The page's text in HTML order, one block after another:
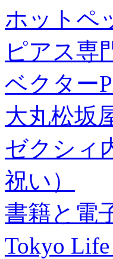
ホットペ
ピアス専
ベクター
大丸松坂
ゼクシィ
祝い）
書籍と電
Tokyo